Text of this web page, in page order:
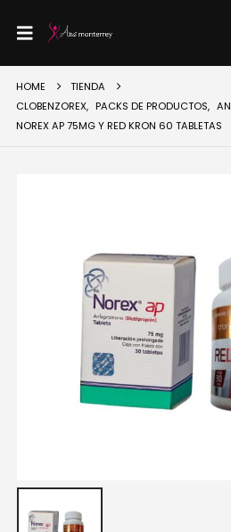
HOME
TIENDA
CLOBENZOREX, PACKS DE PRODUCTOS,
NOREX AP 75MG Y RED KRON 60 TABLETAS